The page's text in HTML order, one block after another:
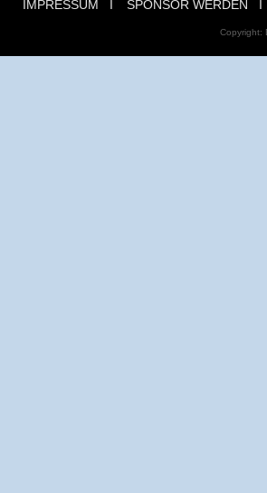
IMPRESSUM I SPONSOR WERDEN I
Copyright: